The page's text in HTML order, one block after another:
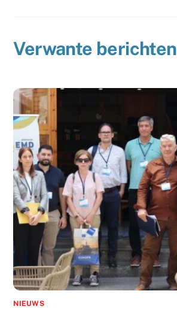
Verwante berichten
NIEUWS